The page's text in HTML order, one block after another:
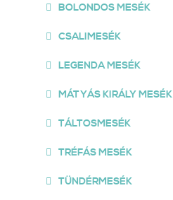
BOLONDOS MESÉK
CSALIMESÉK
LEGENDA MESÉK
MÁTYÁS KIRÁLY MESÉK
TÁLTOSMESÉK
TRÉFÁS MESÉK
TÜNDÉRMESÉK